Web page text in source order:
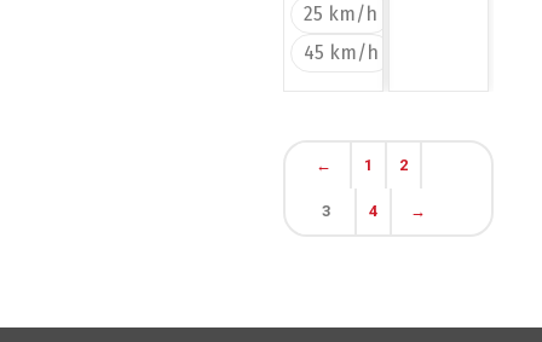
25 km/h
45 km/h
← 1 2
3 4 →